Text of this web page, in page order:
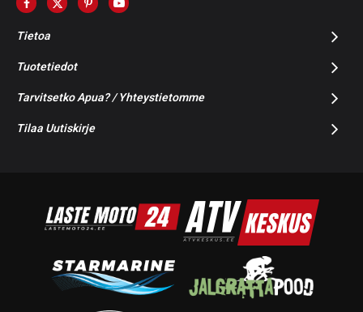
Tietoa
Tuotetiedot
Tarvitsetko Apua? / Yhteystietomme
Tilaa Uutiskirje